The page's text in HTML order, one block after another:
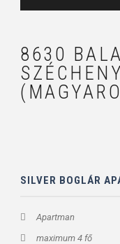
8630
SILVER BOGLÁR
Apartman
maximum 4 fő